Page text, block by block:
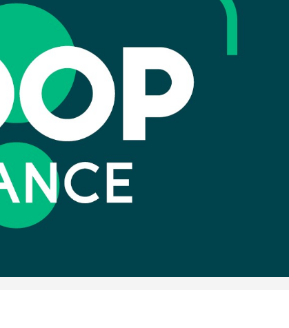
Côte
personnes